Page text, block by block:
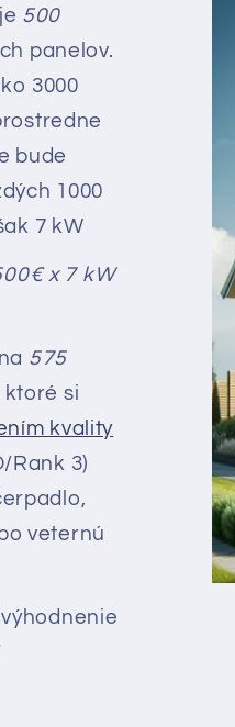
500
panelov.
3000
bude
1000
7 kW
x 7 kW
575
si
kvality
Rank 3)
veternú